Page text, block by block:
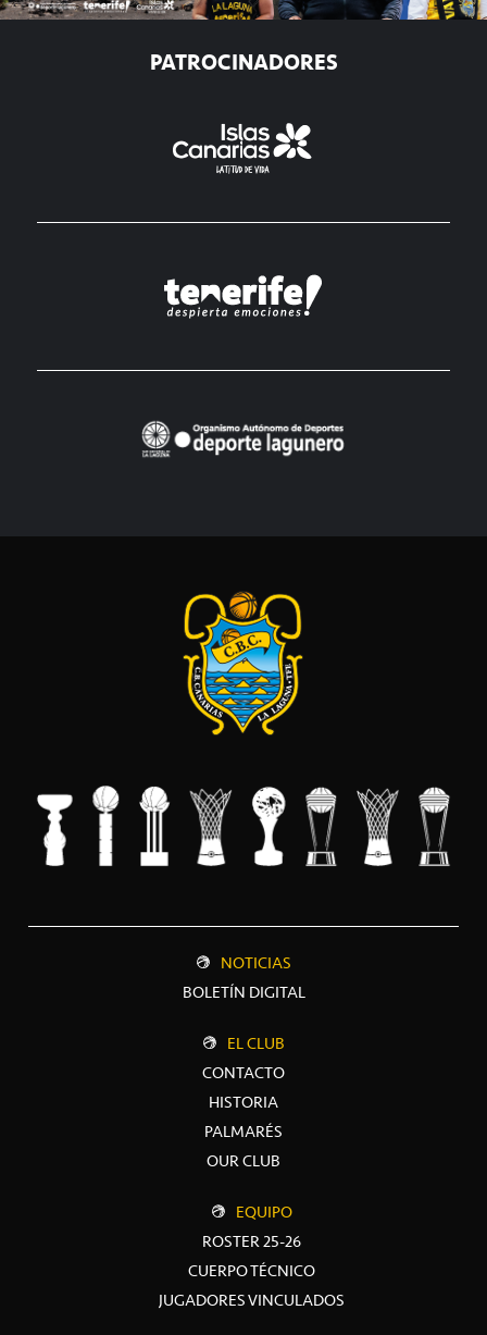
PATROCINADORES
NOTICIAS
BOLETÍN DIGITAL
EL CLUB
CONTACTO
HISTORIA
PALMARÉS
OUR CLUB
EQUIPO
ROSTER 25-26
CUERPO TÉCNICO
JUGADORES VINCULADOS